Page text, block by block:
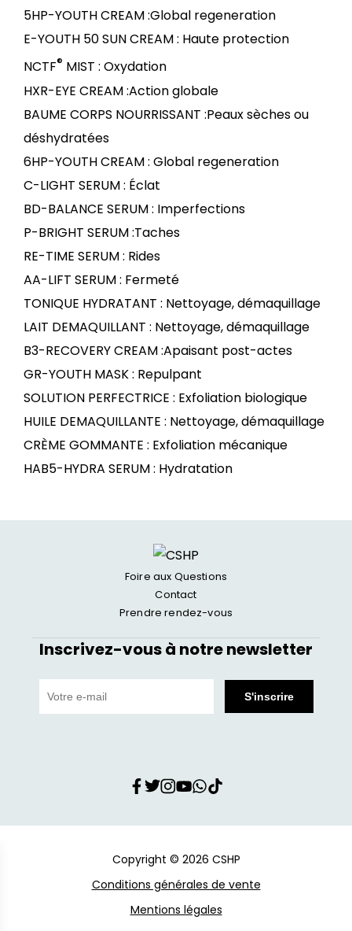
5HP-YOUTH CREAM :Global regeneration
E-YOUTH 50 SUN CREAM : Haute protection
NCTF® MIST : Oxydation
HXR-EYE CREAM :Action globale
BAUME CORPS NOURRISSANT :Peaux sèches ou
déshydratées
6HP-YOUTH CREAM : Global regeneration
C-LIGHT SERUM : Éclat
BD-BALANCE SERUM : Imperfections
P-BRIGHT SERUM :Taches
RE-TIME SERUM : Rides
AA-LIFT SERUM : Fermeté
TONIQUE HYDRATANT : Nettoyage, démaquillage
LAIT DEMAQUILLANT : Nettoyage, démaquillage
B3-RECOVERY CREAM :Apaisant post-actes
GR-YOUTH MASK : Repulpant
SOLUTION PERFECTRICE : Exfoliation biologique
HUILE DEMAQUILLANTE : Nettoyage, démaquillage
CRÈME GOMMANTE : Exfoliation mécanique
HAB5-HYDRA SERUM : Hydratation
Foire aux Questions
Contact
Prendre rendez-vous
Inscrivez-vous à notre newsletter
Copyright © 2026 CSHP
Conditions générales de vente
Mentions légales